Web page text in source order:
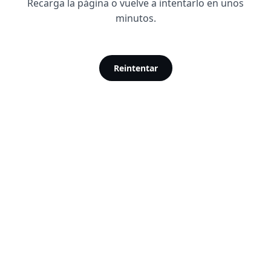
Recarga la página o vuelve a intentarlo en unos
minutos.
Reintentar